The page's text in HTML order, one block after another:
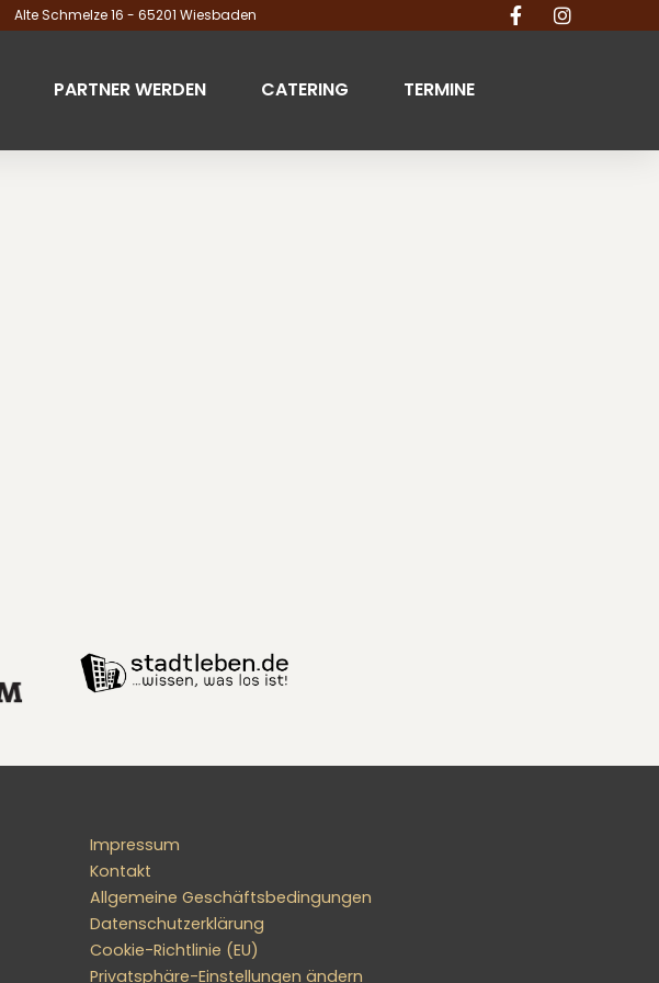
Alte Schmelze 16 - 65201 Wiesbaden
PARTNER WERDEN CATERING TERMINE
Impressum
Kontakt
Allgemeine Geschäftsbedingungen
Datenschutzerklärung
Cookie-Richtlinie (EU)
Privatsphäre-Einstellungen ändern